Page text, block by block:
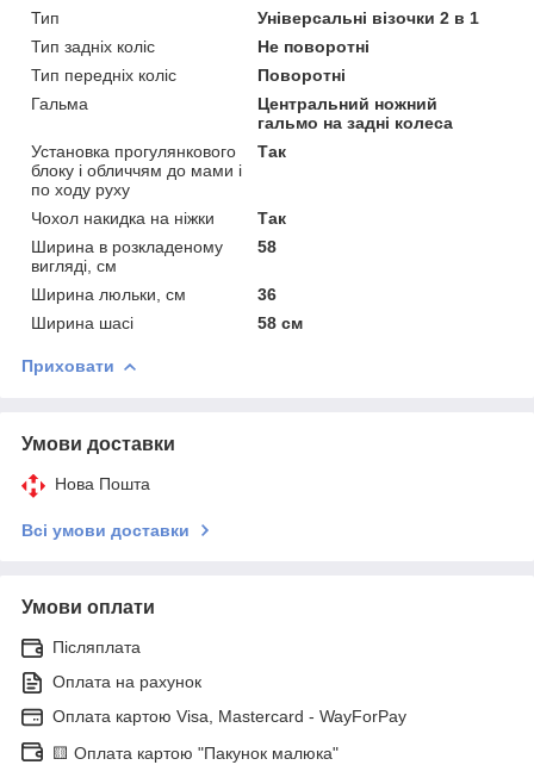
Тип
Універсальні візочки 2 в 1
Тип задніх коліс
Не поворотні
Тип передніх коліс
Поворотні
Гальма
Центральний ножний
гальмо на задні колеса
Установка прогулянкового
блоку і обличчям до мами і
по ходу руху
Так
Чохол накидка на ніжки
Так
Ширина в розкладеному
вигляді, см
58
Ширина люльки, см
36
Ширина шасі
58 см
Приховати
Умови доставки
Нова Пошта
Всі умови доставки
Умови оплати
Післяплата
Оплата на рахунок
Оплата картою Visa, Mastercard - WayForPay
🟨 Оплата картою "Пакунок малюка"